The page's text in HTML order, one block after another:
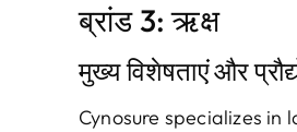
ब्रांड 3: ऋक्ष
मुख्य विशेषताएं और
Cynosure specializes